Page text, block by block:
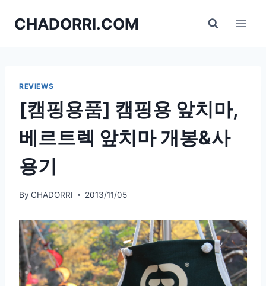
CHADORRI.COM
REVIEWS
[캠핑용품] 캠핑용 앞치마,
베르트렉 앞치마 개봉&사
용기
By CHADORRI 2013/11/05